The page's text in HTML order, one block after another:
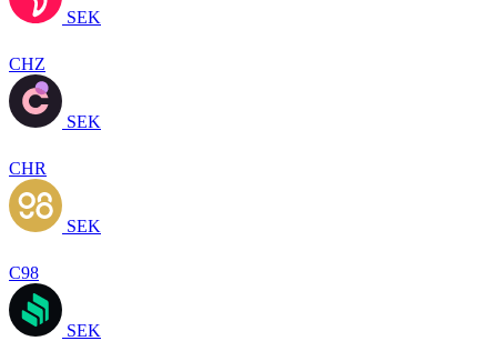
SEK
CHZ
SEK
CHR
SEK
C98
SEK